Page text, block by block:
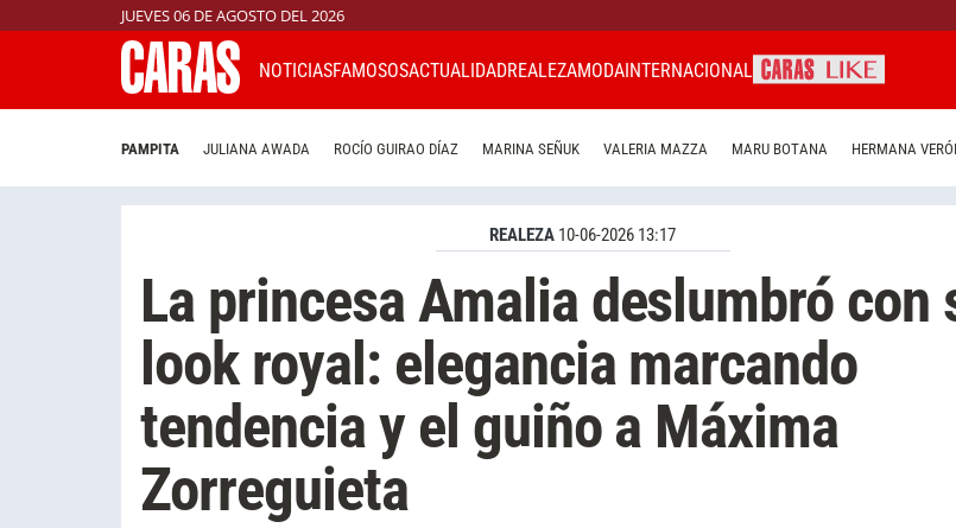
JUEVES 06 DE AGOSTO DEL 2026
NOTICIASFAMOSOSACTUALIDADREALEZAMODAINTERNACIONAL
PAMPITA JULIANA AWADA ROCÍO GUIRAO DÍAZ MARINA SEÑUK VALERIA MAZZA MARU BOTANA HERMANA
REALEZA 10-06-2026 13:17
La princesa Amalia deslumbró con
look royal: elegancia marcando
tendencia y el guiño a Máxima
Zorreguieta